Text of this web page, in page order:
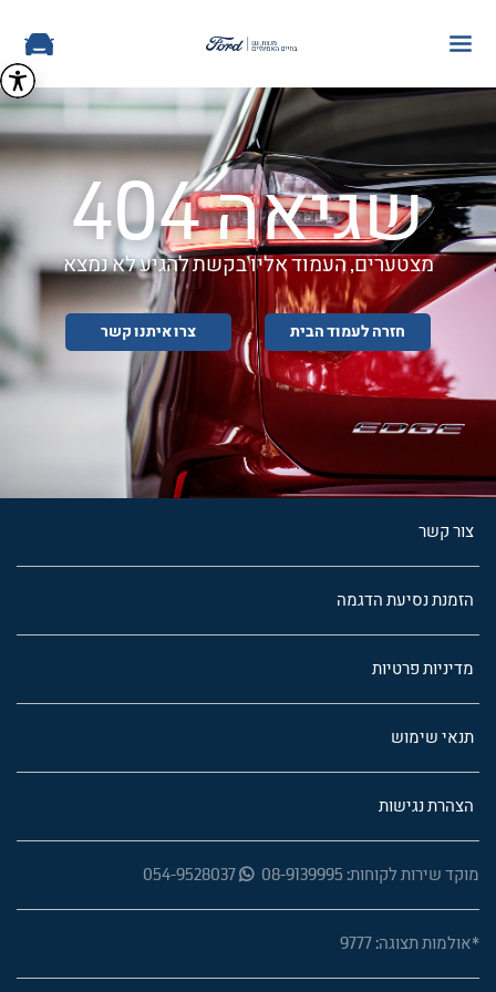
שגיאה 404
מצטערים, העמוד אליו בקשת להגיע לא נמצא
חזרה לעמוד הבית צרו איתנו קשר
צור קשר
הזמנת נסיעת הדגמה
מדיניות פרטיות
תנאי שימוש
הצהרת נגישות
מוקד שירות לקוחות: 08-9139995 054-9528037
*אולמות תצוגה: 9777